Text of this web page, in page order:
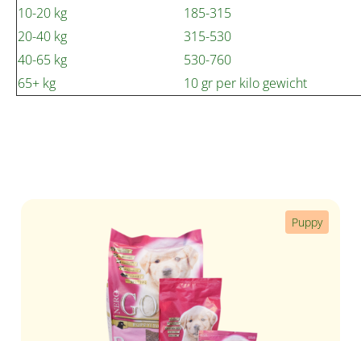
10-20 kg
185-315
20-40 kg
315-530
40-65 kg
530-760
65+ kg
10 gr per kilo gewicht
Puppy